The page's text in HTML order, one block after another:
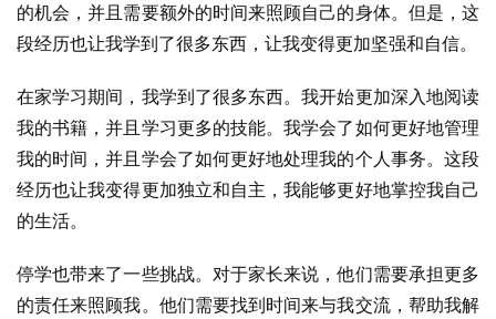
的机会，并且需要额外的时间来照顾自己的身体。但是，这
段经历也让我学到了很多东西，让我变得更加坚强和自信。
在家学习期间，我学到了很多东西。我开始更加深入地阅读
我的书籍，并且学习更多的技能。我学会了如何更好地管理
我的时间，并且学会了如何更好地处理我的个人事务。这段
经历也让我变得更加独立和自主，我能够更好地掌控我自己
的生活。
停学也带来了一些挑战。对于家长来说，他们需要承担更多
的责任来照顾我。他们需要找到时间来与我交流，帮助我解